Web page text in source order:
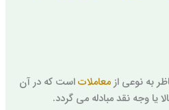
به نوعی ازمعاملاتاست که در آن
یا وجه نقد مبادله می گردد.